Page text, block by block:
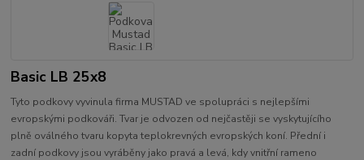
Basic LB 25x8
Tyto podkovy vyvinula firma MUSTAD ve spolupráci s nejlepšími
evropskými podkováři. Tvar je odvozen od nejčastěji se vyskytujícího
plně oválného tvaru kopyta teplokrevných evropských koní. Přední i
zadní podkovy jsou vyráběny jako pravá a levá, kdy vnitřní rameno